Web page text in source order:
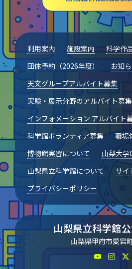
利用案内 施設案内 科学作
団体予約（2026年度）
お知
天文グループアルバイト募集
実験・展示分野のアルバイト募集
インフォメーション アルバイト
科学館ボランティア募集
職場
博物館実習について
山梨大学
山梨県立科学館について
サイ
プライバシーポリシー
山梨県立科学館
山梨県甲府市愛宕